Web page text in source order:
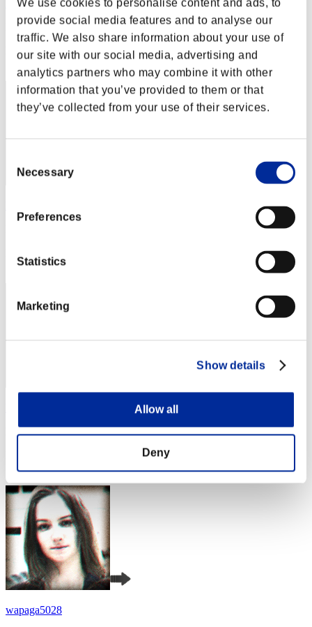
We use cookies to personalise content and ads, to
provide social media features and to analyse our
traffic. We also share information about your use of
our site with our social media, advertising and
analytics partners who may combine it with other
information that you’ve provided to them or that
they’ve collected from your use of their services.
Selection
Necessary
Preferences
Statistics
Marketing
Show details
Allow all
Deny
RaDa
Punteggio:Lv:1/03'56"64
Posizione
2
3
Punteggio:Lv:1/04'36"09
4
wapaga5028